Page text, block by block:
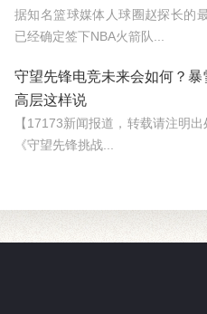
据知名篮球媒体人球圈赵探长的
已经确定签下NBA火箭队...
守望先锋电竞未来会如何？暴
高层这样说
【17173新闻报道，转载请注明
《守望先锋挑战...